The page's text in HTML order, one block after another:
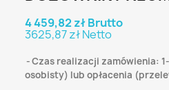
4 459,82 zł Brutto
3625,87 zł Netto
Czas realizacji zamówienia:
osobisty) lub opłacenia